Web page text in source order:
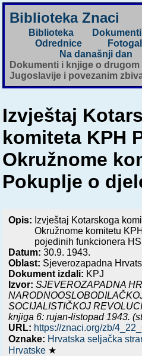
Biblioteka Znaci
Biblioteka Dokumenti
Odrednice
Na današnji dan
Dokumenti i knjige o
Jugoslavije i povezanim
Izvještaj
komiteta KPH
Okružnome
Pokuplje o
Opis: Izvještaj Kotarskoga
Okružnome komitetu
pojedinih funkcionera
Datum:30.9. 1943.
Oblast: Sjeverozapadna
Dokument izdali: KPJ
Izvor: SJEVEROZAPADNA
SOCIJALISTIČKOJ
knjiga 6: rujan-listopad 1943.
URL: https://znaci.org/zb/
Oznake: Hrvatska seljačka
Hrvatske ★